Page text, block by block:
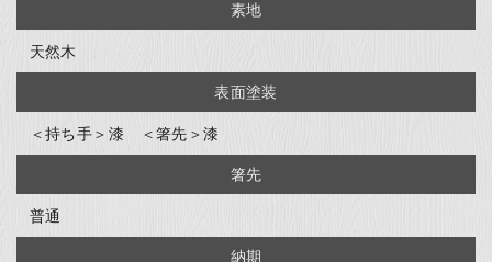
素地
天然木
表面塗装
＜持ち手＞漆 ＜箸先＞漆
箸先
普通
納期